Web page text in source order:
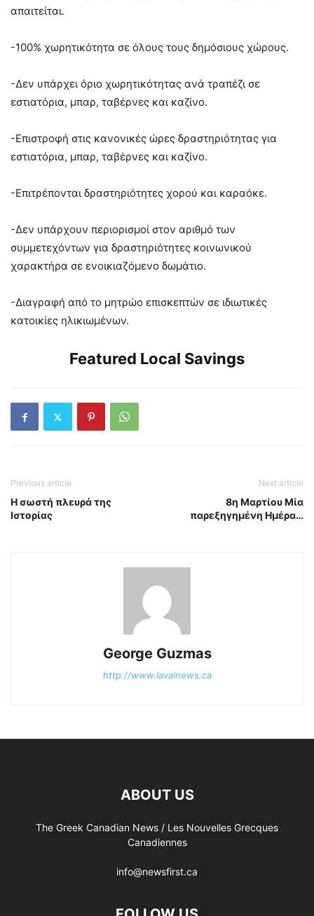
απαιτείται.
-100% χωρητικότητα σε όλους τους δημόσιους χώρους.
-Δεν υπάρχει όριο χωρητικότητας ανά τραπέζι σε
εστιατόρια, μπαρ, ταβέρνες και καζίνο.
-Επιστροφή στις κανονικές ώρες δραστηριότητας για
εστιατόρια, μπαρ, ταβέρνες και καζίνο.
-Επιτρέπονται δραστηριότητες χορού και καραόκε.
-Δεν υπάρχουν περιορισμοί στον αριθμό των
συμμετεχόντων για δραστηριότητες κοινωνικού
χαρακτήρα σε ενοικιαζόμενο δωμάτιο.
-Διαγραφή από το μητρώο επισκεπτών σε ιδιωτικές
κατοικίες ηλικιωμένων.
Featured Local Savings
Previous article
Η σωστή πλευρά της
Ιστορίας
Next article
8η Μαρτίου Μία
παρεξηγημένη Ημέρα…
George Guzmas
http://www.lavalnews.ca
ABOUT US
The Greek Canadian News / Les Nouvelles Grecques
Canadiennes
info@newsfirst.ca